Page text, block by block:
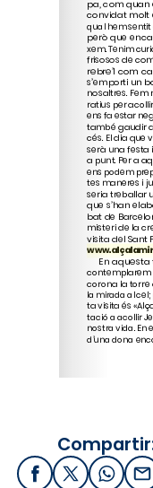
FacebookX / Twitter